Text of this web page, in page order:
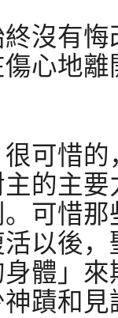
沒有
心地
可惜
的主
可惜
以後
體」
蹟和